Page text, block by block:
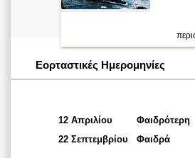
Εορταστικές Ημερομηνίες
12 Απριλίου
Φαιδρότερη
22 Σεπτεμβρίου
Φαιδρά